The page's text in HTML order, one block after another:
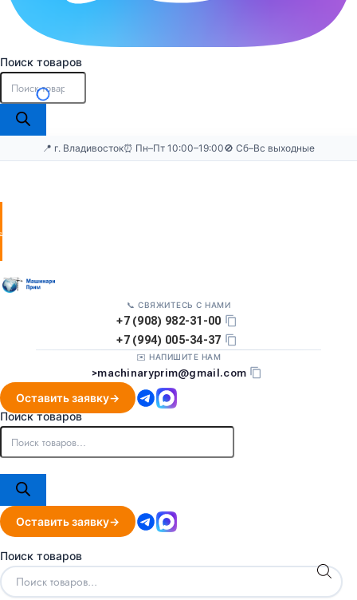
Поиск товаров
📍 г. Владивосток⏰ Пн–Пт 10:00–19:00🚫 Сб–Вс выходные
заявку
📞 СВЯЖИТЕСЬ С НАМИ
+7 (908) 982-31-00
+7 (994) 005-34-37
✉️ НАПИШИТЕ НАМ
>machinaryprim@gmail.com
Оставить заявку
Поиск товаров
Оставить заявку
Поиск товаров